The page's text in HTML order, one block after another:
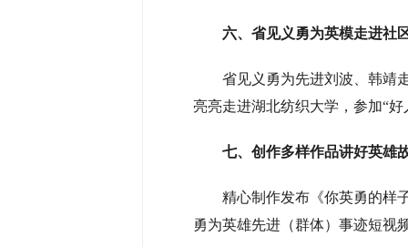
六、省见义勇为英模走进社
省见义勇为先进刘波、韩靖
亮亮走进湖北纺织大学，参加“
七、创作多样作品讲好英雄
精心制作发布《你英勇的样
勇为英雄先进（群体）事迹短视